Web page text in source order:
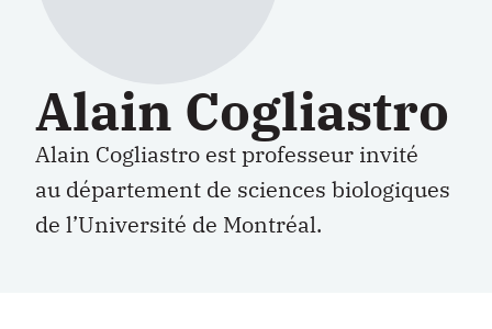
Alain Cogliastro
Alain Cogliastro est professeur invité
au département de sciences biologiques
de l’Université de Montréal.